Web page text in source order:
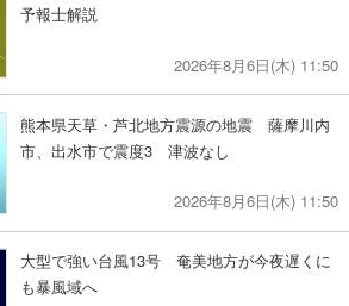
予報士解説
2026年8月6日(木) 11:50
熊本県天草・芦北地方震源の地震 薩摩川内
市、出水市で震度3 津波なし
2026年8月6日(木) 11:50
大型で強い台風13号 奄美地方が今夜遅くに
も暴風域へ